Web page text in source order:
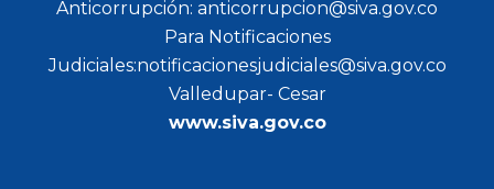
Anticorrupción: anticorrupcion@siva.gov.co
Para Notificaciones
Judiciales:notificacionesjudiciales@siva.gov.co
Valledupar- Cesar
www.siva.gov.co